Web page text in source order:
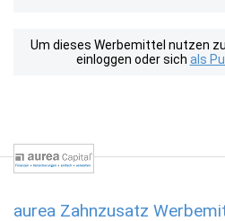
Um dieses Werbemittel nutzen
einloggen oder sich als
aurea Zahnzusatz